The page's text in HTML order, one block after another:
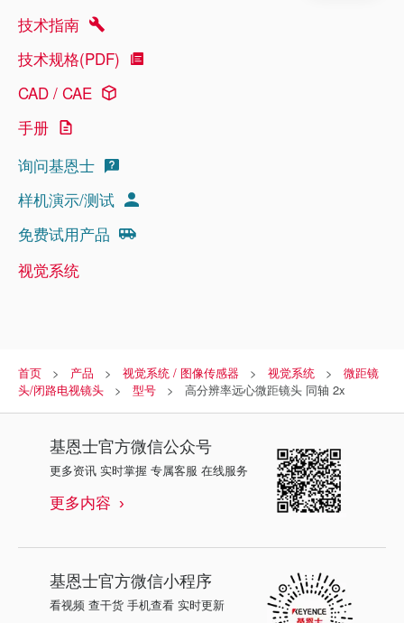
技术指南
技术规格(PDF)
CAD / CAE
手册
询问基恩士
样机演示/测试
免费试用产品
视觉系统
首页 产品 视觉系统 / 图像传感器 视觉系统
微距镜
头/闭路电视镜头
型号 高分辨率远心微距镜头 同轴 2x
基恩士官方微信公众号
更多资讯 实时掌握 专属客服 在线服务
更多内容
基恩士官方微信小程序
看视频 查干货 手机查看 实时更新